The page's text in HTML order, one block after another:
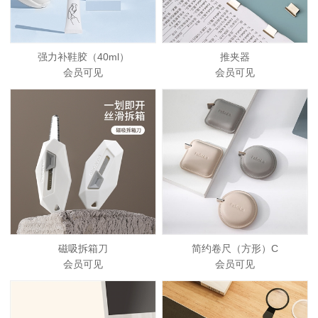
强力补鞋胶（40ml）
会员可见
推夹器
会员可见
磁吸拆箱刀
会员可见
简约卷尺（方形）C
会员可见